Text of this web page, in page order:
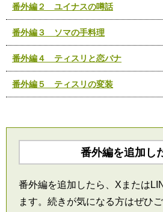
番外編２ ユイナスの噂話
番外編３ ソマの手料理
番外編４ ティスリと恋バナ
番外編５ ティスリの変装
番外編を追加し
番外編を追加したら、Xまたは
ます。続きが気になる方はぜひ